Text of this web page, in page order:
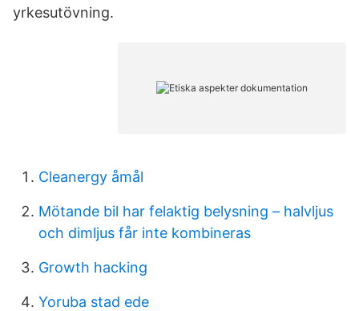
yrkesutövning.
Cleanergy åmål
Mötande bil har felaktig belysning – halvljus
och dimljus får inte kombineras
Growth hacking
Yoruba stad ede